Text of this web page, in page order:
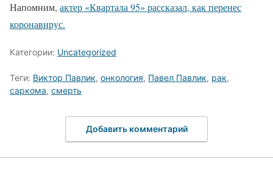
Напомним, актер «Квартала 95» рассказал, как перенес
коронавирус.
Категории: Uncategorized
Теги: Виктор Павлик, онкология, Павел Павлик, рак,
саркома, смерть
Добавить комментарий